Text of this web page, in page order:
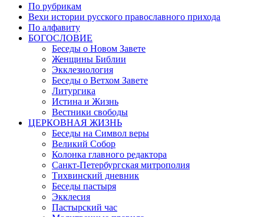
По рубрикам
Вехи истории русского православного прихода
По алфавиту
БОГОСЛОВИЕ
Беседы о Новом Завете
Женщины Библии
Экклезиология
Беседы о Ветхом Завете
Литургика
Истина и Жизнь
Вестники свободы
ЦЕРКОВНАЯ ЖИЗНЬ
Беседы на Символ веры
Великий Собор
Колонка главного редактора
Санкт-Петербургская митрополия
Тихвинский дневник
Беседы пастыря
Экклесия
Пастырский час